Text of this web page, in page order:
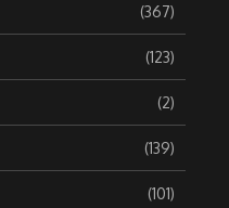
(367)
(123)
(2)
(139)
(101)